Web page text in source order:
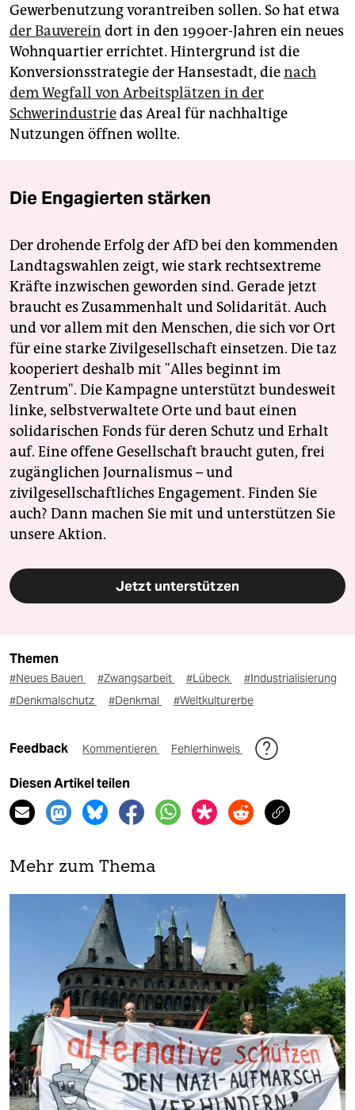
Gewerbenutzung vorantreiben sollen. So hat etwa
der Bauverein dort in den 1990er-Jahren ein neues
Wohnquartier errichtet. Hintergrund ist die
Konversionsstrategie der Hansestadt, dienach
dem Wegfall von Arbeitsplätzen in der
Schwerindustriedas Areal für nachhaltige
Nutzungen öffnen wollte.
Die Engagierten stärken
Der drohende Erfolg der AfD bei den kommenden
Landtagswahlen zeigt, wie stark rechtsextreme
Kräfte inzwischen geworden sind. Gerade jetzt
braucht es Zusammenhalt und Solidarität. Auch
und vor allem mit den Menschen, die sich vor Ort
für eine starke Zivilgesellschaft einsetzen. Die taz
kooperiert deshalb mit "Alles beginnt im
Zentrum". Die Kampagne unterstützt bundesweit
linke, selbstverwaltete Orte und baut einen
solidarischen Fonds für deren Schutz und Erhalt
auf. Eine offene Gesellschaft braucht guten, frei
zugänglichen Journalismus – und
zivilgesellschaftliches Engagement. Finden Sie
auch? Dann machen Sie mit und unterstützen Sie
unsere Aktion.
Jetzt unterstützen
Themen
#Neues Bauen #Zwangsarbeit #Lübeck
#Industrialisierung
#Denkmalschutz
#Denkmal #Weltkulturerbe
Feedback Kommentieren Fehlerhinweis
Diesen Artikel teilen
Mehr zum Thema